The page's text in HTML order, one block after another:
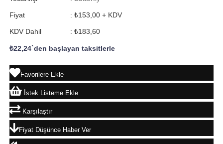
Fiyat : ₺153,00+ KDV
KDV Dahil : ₺183,60
₺22,24`den başlayan taksitlerle
Favorilere Ekle
İstek Listeme Ekle
Karşılaştır
Fiyat Düşünce Haber Ver